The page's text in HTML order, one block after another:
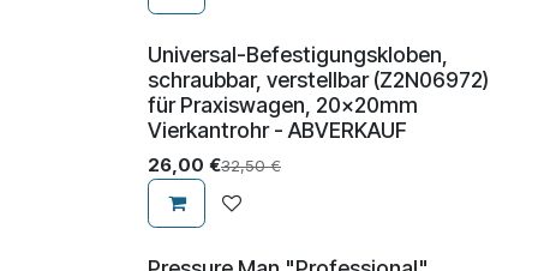
Universal-Befestigungskloben,
schraubbar, verstellbar (Z2N06972)
für Praxiswagen, 20x20mm
Vierkantrohr - ABVERKAUF
26,00 €32,50€